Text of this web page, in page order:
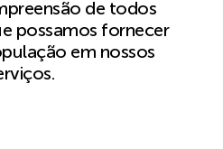
de todos
possamos fornecer
em nossos